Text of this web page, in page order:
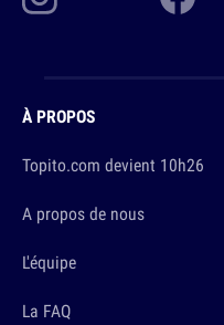
À PROPOS
Topito.com devient 10h26
A propos de nous
L'équipe
La FAQ